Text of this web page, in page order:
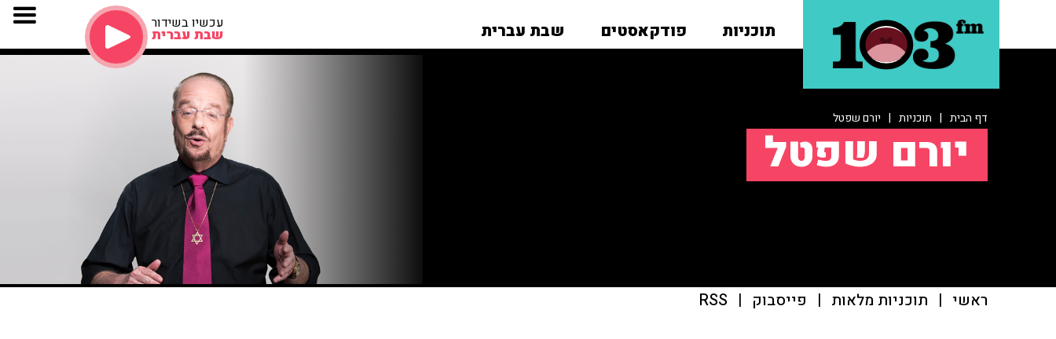
תוכניות פודקאסטים שבת עברית עכשיו בשידור
שבת עברית
דף הבית | תוכניות | יורם שפטל
יורם שפטל
ראשי | תוכניות מלאות | פייסבוק |
RSS